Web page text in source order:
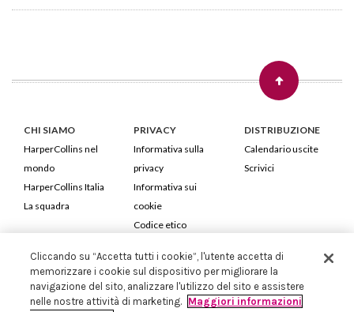
CHI SIAMO
HarperCollins nel
mondo
HarperCollins Italia
La squadra
PRIVACY
Informativa sulla
privacy
Informativa sui
cookie
Codice etico
DISTRIBUZIONE
Calendario uscite
Scrivici
HarperCollins Italia S.p.A. Viale Monte Nero, 84 - 20135 Milano
Cod. Fiscale e P.IVA 05946780151 - Capitale Sociale 258.250 €
Iscritta in Milano al Registro delle imprese nr.198004 e REA nr.1051898
Cliccando su “Accetta tutti i cookie”, l'utente accetta di
memorizzare i cookie sul dispositivo per migliorare la
navigazione del sito, analizzare l'utilizzo del sito e assistere
nelle nostre attività di marketing. Maggiori informazioni